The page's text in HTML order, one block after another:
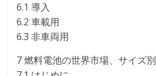
6.1 導入
6.2 車載用
6.3 非車両用
7 燃料電池の世界市場、サイズ別